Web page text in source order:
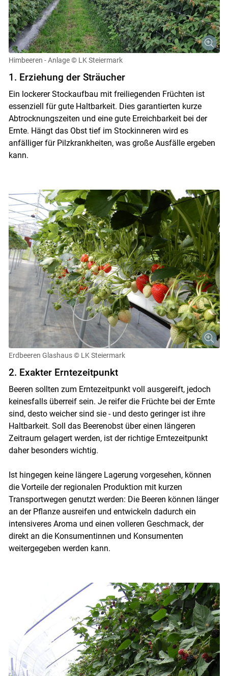
Skip to main content
Himbeeren - Anlage © LK Steiermark
1. Erziehung der Sträucher
Ein lockerer Stockaufbau mit freiliegenden Früchten ist
essenziell für gute Haltbarkeit. Dies garantierten kurze
Abtrocknungszeiten und eine gute Erreichbarkeit bei der
Ernte. Hängt das Obst tief im Stockinneren wird es
anfälliger für Pilzkrankheiten, was große Ausfälle ergeben
kann.
Erdbeeren Glashaus © LK Steiermark
2. Exakter Erntezeitpunkt
Beeren sollten zum Erntezeitpunkt voll ausgereift, jedoch
keinesfalls überreif sein. Je reifer die Früchte bei der Ernte
sind, desto weicher sind sie - und desto geringer ist ihre
Haltbarkeit. Soll das Beerenobst über einen längeren
Zeitraum gelagert werden, ist der richtige Erntezeitpunkt
daher besonders wichtig.
Ist hingegen keine längere Lagerung vorgesehen, können
die Vorteile der regionalen Produktion mit kurzen
Transportwegen genutzt werden: Die Beeren können länger
an der Pflanze ausreifen und entwickeln dadurch ein
intensiveres Aroma und einen volleren Geschmack, der
direkt an die Konsumentinnen und Konsumenten
weitergegeben werden kann.